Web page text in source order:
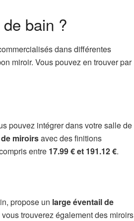
bain ?
dans différentes
miroir. Vous pouvez en trouver par
pouvez intégrer dans votre salle de
miroirsavec des finitions
entre 17.99 € et 191.12 €.
propose un large éventail de
trouverez également des miroirs